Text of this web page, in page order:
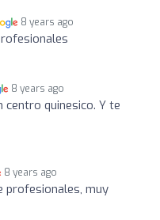
8 years ago
8 years ago
centro quinesico. Y te
8 years ago
profesionales, muy